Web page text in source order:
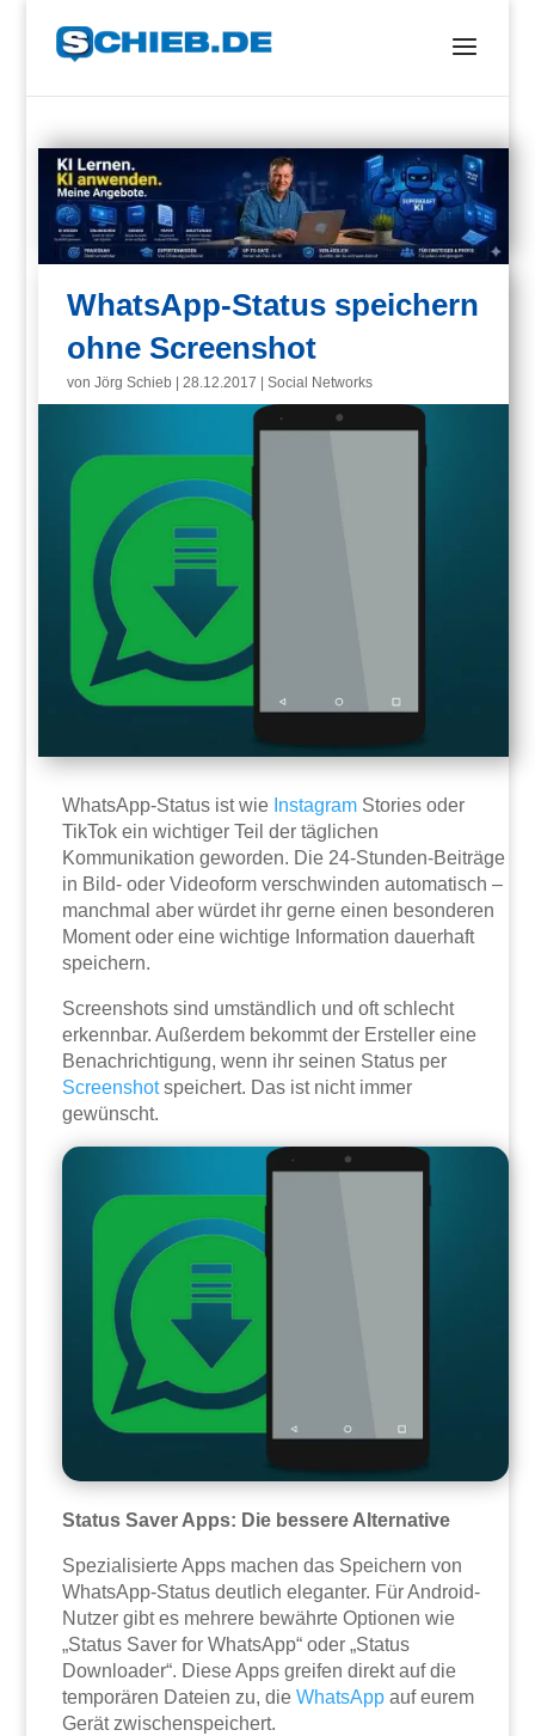
WhatsApp-Status speichern
ohne Screenshot
vonJörg Schieb |28.12.2017 |Social Networks
WhatsApp-Status ist wie Instagram Stories oder
TikTok ein wichtiger Teil der täglichen
Kommunikation geworden. Die 24-Stunden-Beiträge
in Bild- oder Videoform verschwinden automatisch –
manchmal aber würdet ihr gerne einen besonderen
Moment oder eine wichtige Information dauerhaft
speichern.
Screenshots sind umständlich und oft schlecht
erkennbar. Außerdem bekommt der Ersteller eine
Benachrichtigung, wenn ihr seinen Status per
Screenshotspeichert. Das ist nicht immer
gewünscht.
Status Saver Apps: Die bessere Alternative
Spezialisierte Apps machen das Speichern von
WhatsApp-Status deutlich eleganter. Für Android-
Nutzer gibt es mehrere bewährte Optionen wie
„Status Saver for WhatsApp“ oder „Status
Downloader“. Diese Apps greifen direkt auf die
temporären Dateien zu, dieWhatsApp auf eurem
Gerät zwischenspeichert.